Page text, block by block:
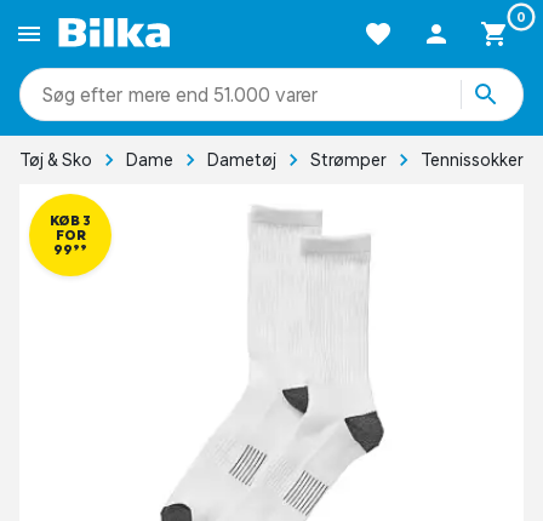
0
mere end 51.000 varer
Tøj & Sko Dame Dametøj Strømper Tennissokker
KØB 3
FOR
99,99